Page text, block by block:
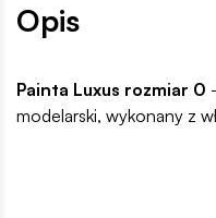
Opis
Painta Luxus rozmiar 0
modelarski, wykonany z